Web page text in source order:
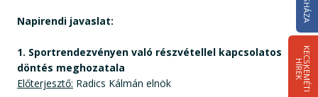
K
E
C
S
K
E
M
É
T
I
HÍ
R
E
K
Napirendi javaslat:
1. Sportrendezvényen való részvétellel kapcsolatos
döntés meghozatala
Előterjesztő: Radics Kálmán elnök